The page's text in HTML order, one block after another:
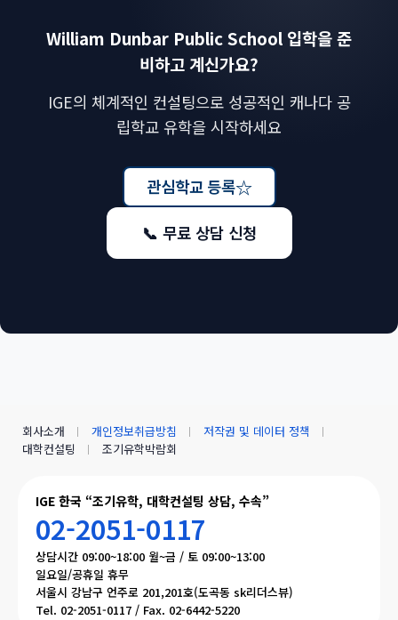
William Dunbar Public School 입학을 준
비하고 계신가요?
IGE의 체계적인 컨설팅으로 성공적인 캐나다 공
립학교 유학을 시작하세요
관심학교 등록☆
📞 무료 상담 신청
IGE 한국 “조기유학, 대학컨설팅 상담, 수속”
02-2051-0117
상담시간 09:00~18:00 월~금 / 토 09:00~13:00
일요일/공휴일 휴무
서울시 강남구 언주로 201,201호(도곡동 sk리더스뷰)
Tel. 02-2051-0117 / Fax. 02-6442-5220
회사소개 개인정보취급방침
저작권 및 데이터 정책
대학컨설팅
조기유학박람회